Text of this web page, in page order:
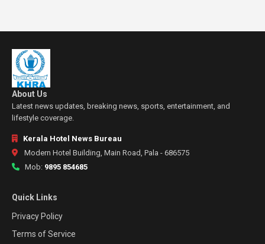
About Us
Latest news updates, breaking news, sports, entertainment, and
lifestyle coverage.
Kerala Hotel News Bureau
Modern Hotel Building, Main Road, Pala - 686575
Mob: 9895 854685
Quick Links
Privacy Policy
Terms of Service